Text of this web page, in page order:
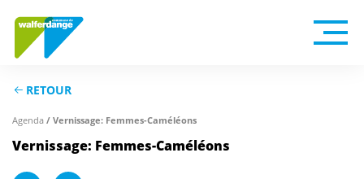
RETOUR
Agenda / Vernissage: Femmes-Caméléons
Vernissage: Femmes-Caméléons